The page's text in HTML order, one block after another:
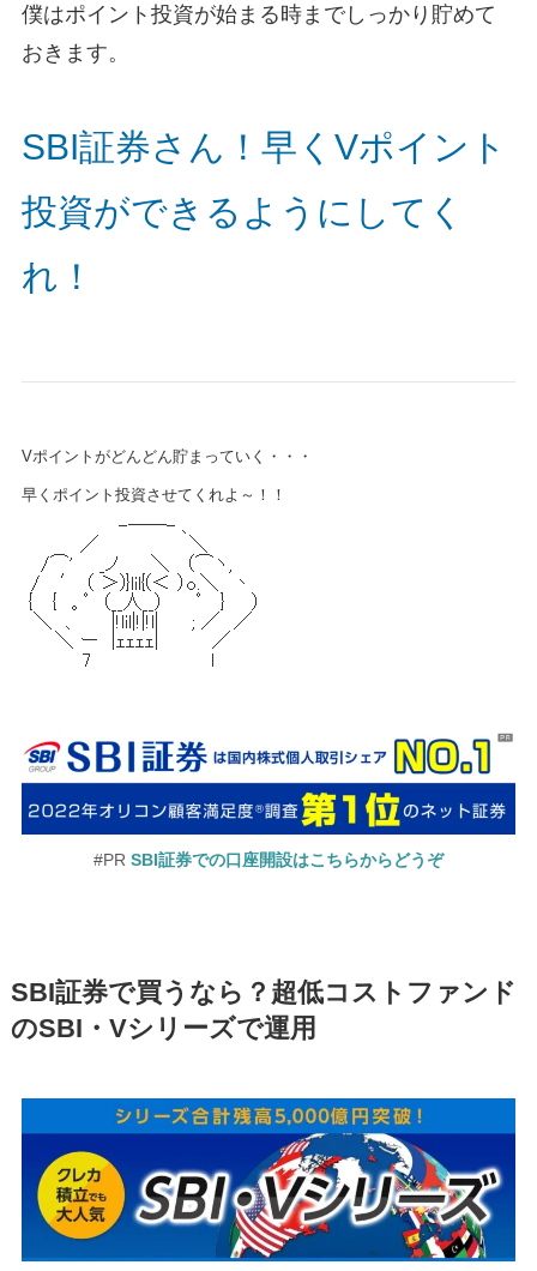
僕はポイント投資が始まる時までしっかり貯めて
おきます。
SBI証券さん！早くVポイント
投資ができるようにしてく
れ！
Vポイントがどんどん貯まっていく・・・
早くポイント投資させてくれよ～！！
#PR SBI証券での口座開設はこちらからどうぞ
SBI証券で買うなら？超低コストファンド
のSBI・Vシリーズで運用